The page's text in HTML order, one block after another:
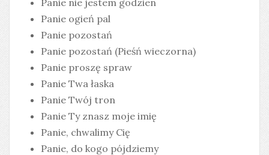
Panie ogień pal
Panie pozostań
Panie pozostań (Pieśń wieczorna)
Panie proszę spraw
Panie Twa łaska
Panie Twój tron
Panie Ty znasz moje imię
Panie, chwalimy Cię
Panie, do kogo pójdziemy